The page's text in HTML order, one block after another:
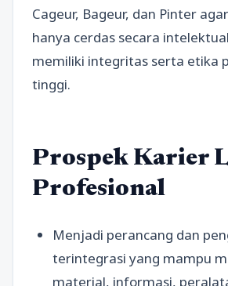
Cageur, Bageur, dan Pinter
hanya cerdas secara
memiliki integritas serta etika
tinggi.
Prospek Karier
Profesional
Menjadi perancang dan
terintegrasi yang mampu
material, informasi,